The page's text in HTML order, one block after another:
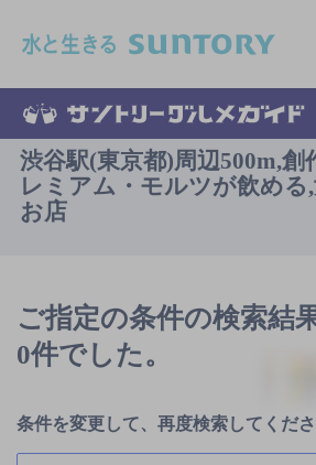
渋谷駅(東京都)周辺500m,創
レミアム・モルツが飲める
お店
ご指定の条件の検索結
0件でした。
条件を変更して、再度検索してくださ